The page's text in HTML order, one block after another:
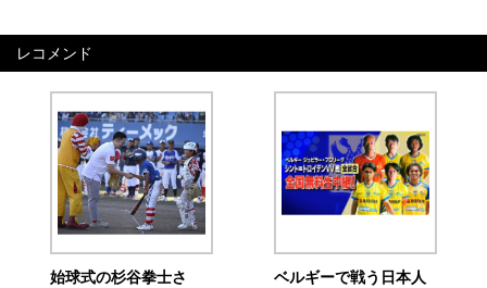
レコメンド
始球式の杉谷拳士さ
ベルギーで戦う日本人